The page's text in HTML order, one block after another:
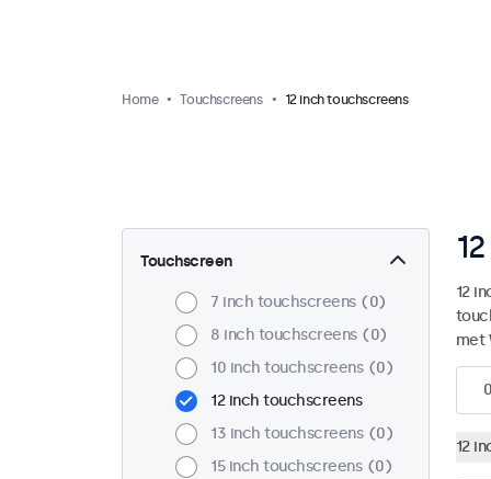
Home Touchscreens 12 inch touchscreens
Touchscreen
7 inch touchscreens
0
8 inch touchscreens
0
10 inch touchscreens
0
12 inch touchscreens
13 inch touchscreens
0
15 inch touchscreens
0
12
met
0
12